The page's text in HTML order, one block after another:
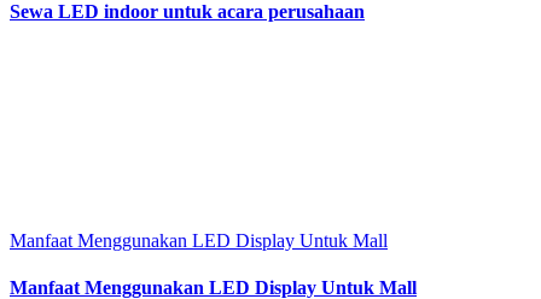
Sewa LED indoor untuk acara perusahaan
Manfaat Menggunakan LED Display Untuk Mall
Manfaat Menggunakan LED Display Untuk Mall